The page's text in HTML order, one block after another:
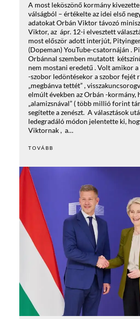
A most leköszönő kormány kivezette
válságból – értékelte az idei első
adatokat Orbán Viktor távozó
Viktor, az ápr. 12-i elvesztett
most először adott interjút,
(Dopeman) YouTube-csatornáján .
Orbánnal szemben mutatott
nem mostani eredetű . Volt amikor
-szobor ledöntésekor a szobor fejét
„megbánva tettét” ,
elmúlt években az Orbán -kormány,
„alamizsnával” ( több millió forint
segítette a zenészt. A választások
ledegradáló módon jelentette ki,
Viktornak , a…
TOVÁBB